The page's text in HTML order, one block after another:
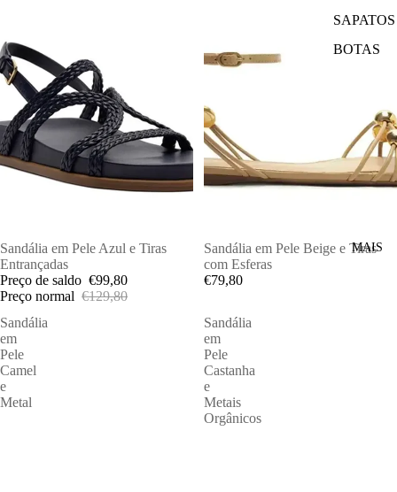
SAPATOS
BOTAS
MAIS
PROMOÇÕES
Sandália em Pele Azul e Tiras
Entrançadas
Preço de saldo €99,80
Preço normal €129,80
ESGOTADO
Sandália em Pele Beige e Tiras
com Esferas
€79,80
Sandália
em
Pele
Camel
e
Metal
Sandália
em
Pele
Castanha
e
Metais
Orgânicos